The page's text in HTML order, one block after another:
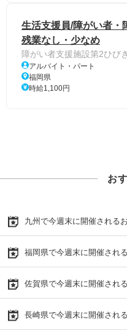
生活支援員/障がい者・
残業なし・少なめ
障がい者支援施設第2ひび
アルバイト・パート
福岡県
時給1,100円
お
九州で今週末に開催される
福岡県で今週末に開催され
佐賀県で今週末に開催され
長崎県で今週末に開催され